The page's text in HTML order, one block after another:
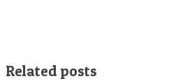
Related posts